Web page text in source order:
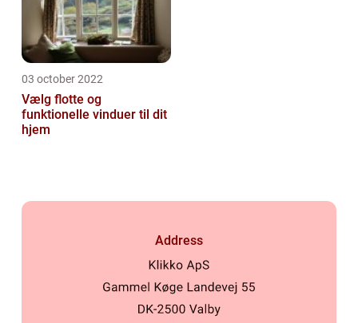
03 october 2022
Vælg flotte og
funktionelle vinduer til dit
hjem
Address